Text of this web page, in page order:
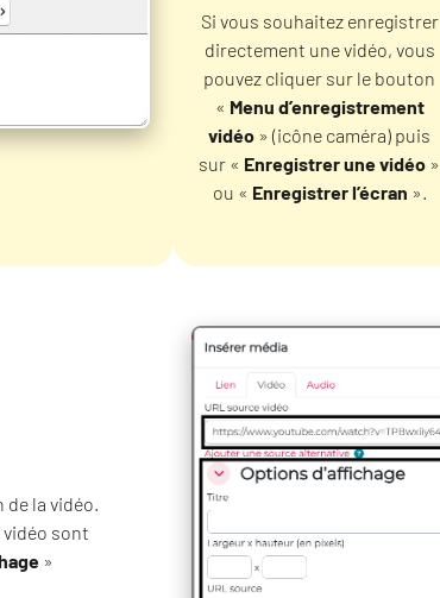
Si vous souhaitez enregistrer
directement une vidéo, vous
pouvez cliquer sur le bouton
« Menu d’enregistrement
vidéo » (icône caméra) puis
sur « Enregistrer une vidéo »
ou « Enregistrer l’écran ».
de la vidéo.
vidéo sont
»